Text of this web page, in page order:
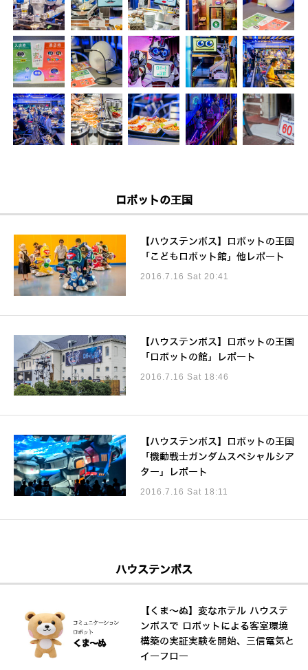
ロボットの王国
【ハウステンボス】ロボットの王国
「こどもロボット館」他レポート
2016.7.16 Sat 20:41
【ハウステンボス】ロボットの王国
「ロボットの館」レポート
2016.7.16 Sat 18:46
【ハウステンボス】ロボットの王国
「機動戦士ガンダムスペシャルシア
ター」レポート
2016.7.16 Sat 18:11
ハウステンボス
【くま～ぬ】変なホテル ハウステ
ンボスで ロボットによる客室環境
構築の実証実験を開始、三信電気と
イーフロー